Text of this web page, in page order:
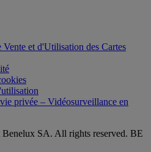
et d'Utilisation des Cartes
privée – Vidéosurveillance en
SA. All rights reserved. BE